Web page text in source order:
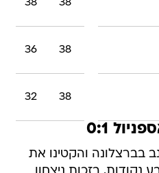
38
38
38
36
38
32
0:1
בברצלונה והקטינו את